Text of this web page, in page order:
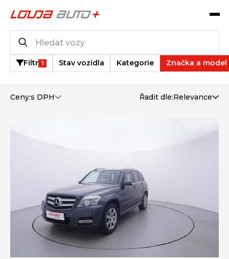
Filtr 1 Stav vozidla Kategorie Značka a model
Ceny:s DPH Řadit dle:Relevance